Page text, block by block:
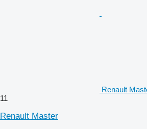
Renault
11
Renault Master